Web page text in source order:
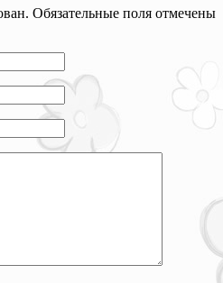
Обязательные поля отмечены